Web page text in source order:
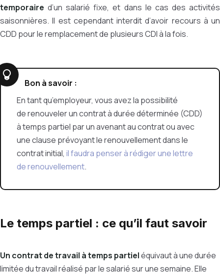
temporaire d’un salarié fixe, et dans le cas des activités
saisonnières. Il est cependant interdit d’avoir recours à un
CDD pour le remplacement de plusieurs CDI à la fois.
Bon à savoir :
En tant qu’employeur, vous avez la possibilité
derenouveler un contrat à durée déterminée (CDD)
à temps partiel par un avenant au contrat ou avec
une clause prévoyant le renouvellement dans le
contrat initial, il faudra penser à rédiger une lettre
de renouvellement.
Le temps partiel : ce qu’il faut savoir
Un contrat de travail à temps partieléquivaut à une durée
limitée du travail réalisé par le salarié sur une semaine. Elle